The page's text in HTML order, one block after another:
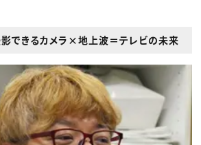
できるカメラ×地上波＝テレビの未来